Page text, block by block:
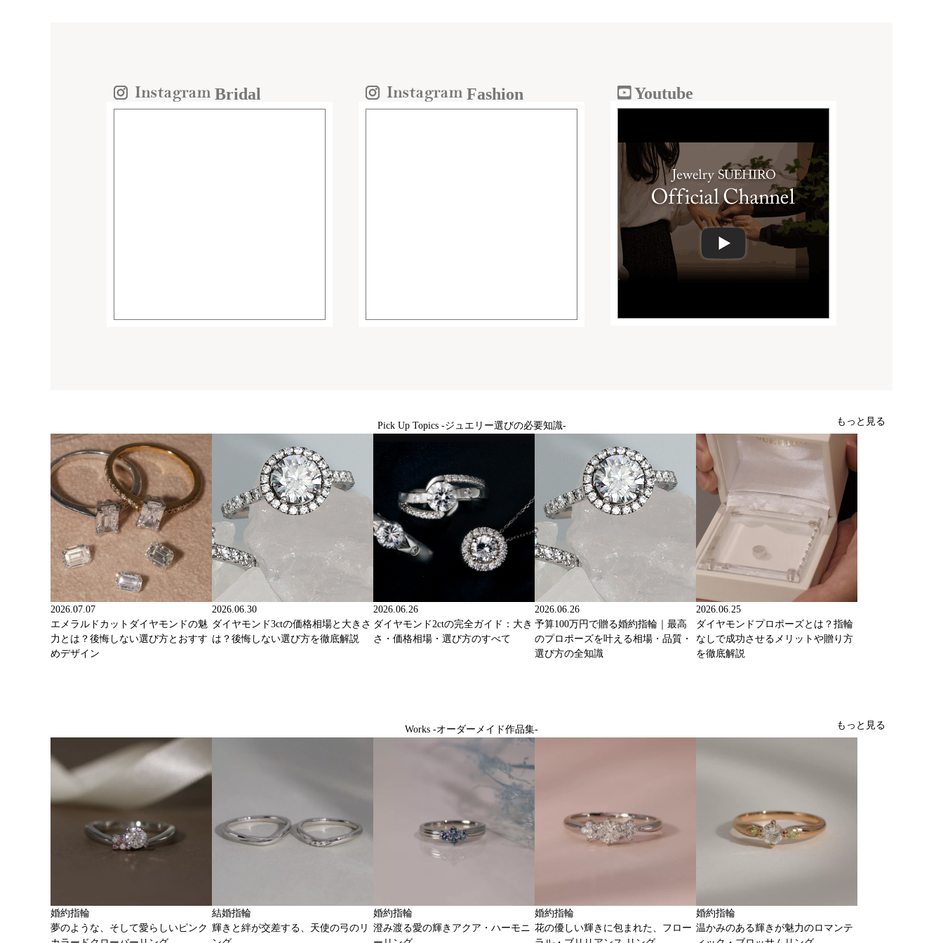
Bridal Fashion Youtube
Pick Up Topics -ジュエリー選びの必要知識- もっと見る
2026.07.07
エメラルドカットダイヤモンドの魅
力とは？後悔しない選び方とおすす
めデザイン
2026.06.30
ダイヤモンド3ctの価格相場と大きさ
は？後悔しない選び方を徹底解説
2026.06.26
ダイヤモンド2ctの完全ガイド：大き
さ・価格相場・選び方のすべて
2026.06.26
予算100万円で贈る婚約指輪｜最高
のプロポーズを叶える相場・品質・
選び方の全知識
2026.06.25
ダイヤモンドプロポーズとは？指輪
なしで成功させるメリットや贈り方
を徹底解説
Works -オーダーメイド作品集- もっと見る
婚約指輪
夢のような、そして愛らしいピンク
結婚指輪
輝きと絆が交差する、天使の弓のリ
婚約指輪
澄み渡る愛の輝きアクア・ハーモニ
婚約指輪
花の優しい輝きに包まれた、フロー
婚約指輪
温かみのある輝きが魅力のロマンテ